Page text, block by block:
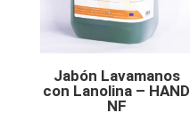
Jabón Lavamanos
con Lanolina – HAND
NF